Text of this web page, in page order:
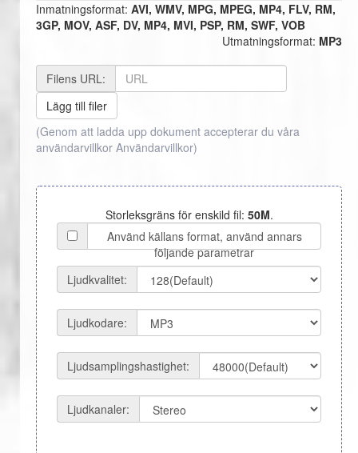
Inmatningsformat: AVI, WMV, MPG, MPEG, MP4, FLV, RM,
3GP, MOV, ASF, DV, MP4, MVI, PSP, RM, SWF, VOB
Utmatningsformat: MP3
Filens URL:
Lägg till filer
(Genom att ladda upp dokument accepterar du våra
användarvillkor Användarvillkor)
Storleksgräns för enskild fil: 50M.
Använd källans format, använd annars
följande parametrar
Ljudkvalitet:
Ljudkodare:
Ljudsamplingshastighet:
Ljudkanaler: